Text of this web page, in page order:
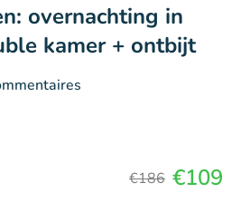
overnachting in
kamer + ontbijt
€186 €109